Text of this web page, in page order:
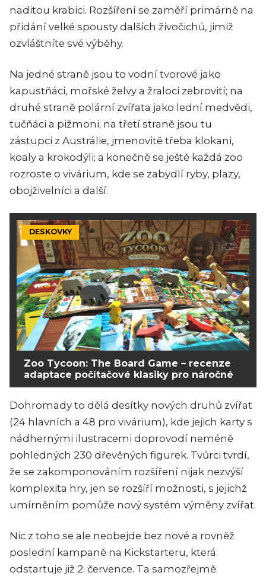
naditou krabici. Rozšíření se zaměří primárně na
přidání velké spousty dalších živočichů, jimiž
ozvláštníte své výběhy.
Na jedné straně jsou to vodní tvorové jako
kapustňáci, mořské želvy a žraloci zebrovití; na
druhé straně polární zvířata jako lední medvědi,
tučňáci a pižmoni; na třetí straně jsou tu
zástupci z Austrálie, jmenovitě třeba klokani,
koaly a krokodýli; a konečně se ještě každá zoo
rozroste o vivárium, kde se zabydlí ryby, plazy,
obojživelníci a další.
DESKOVKY
Zoo Tycoon: The Board Game – recenze
adaptace počítačové klasiky pro náročné
Dohromady to dělá desítky nových druhů zvířat
(24 hlavních a 48 pro vivárium), kde jejich karty s
nádhernými ilustracemi doprovodí neméně
pohledných 230 dřevěných figurek. Tvůrci tvrdí,
že se zakomponováním rozšíření nijak nezvýší
komplexita hry, jen se rozšíří možnosti, s jejichž
umírněním pomůže nový systém výměny zvířat.
Nic z toho se ale neobejde bez nové a rovněž
poslední kampaně na Kickstarteru, která
odstartuje již 2. července. Ta samozřejmě